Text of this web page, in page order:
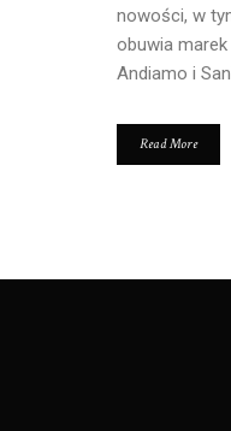
nowości, w
obuwia
Andiamo i
Read More